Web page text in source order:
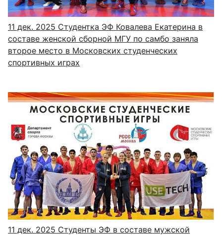
11 дек. 2025 Студентка ЭФ Ковалева Екатерина в
составе женской сборной МГУ по самбо заняла
второе место в Московских студенческих
спортивных играх
11 дек. 2025 Студенты ЭФ в составе мужской